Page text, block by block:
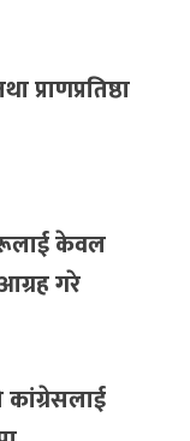
केवल
गरे
कांग्रेसलाई